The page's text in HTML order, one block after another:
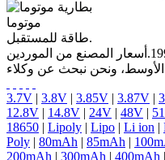
موتوما
طاقة للمستقبل.
مصنع محترف للبطاريات منذ عام 1994.أسعار المصنع من الموردين
3.7V | 3.8V | 3.85V | 3.87V |
12.8V | 14.8V | 24V | 48V |
18650 | Lipoly | Lipo | Li ion |
Poly | 80mAh | 85mAh |
200mAh | 300mAh | 400mAh |